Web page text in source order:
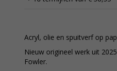
Acryl, olie en spuitverf op
Nieuw origineel werk uit
Fowler.